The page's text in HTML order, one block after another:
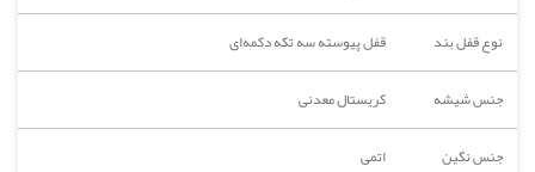
نوع قفل بند
قفل پیوسته سه تکه دکمه‌ای
جنس شیشه
کریستال معدنی
جنس نگین
اتمی